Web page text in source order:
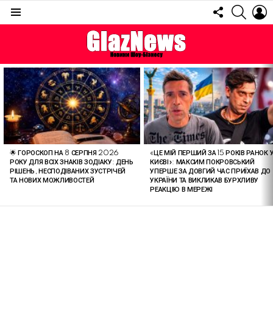
FOLLOW
US
ОСТАННІ
СТАТТІ
🌟 ГОРОСКОП НА 8 СЕРПНЯ 2026
РОКУ ДЛЯ ВСІХ ЗНАКІВ ЗОДІАКУ: ДЕНЬ
РІШЕНЬ, НЕСПОДІВАНИХ ЗУСТРІЧЕЙ
ТА НОВИХ МОЖЛИВОСТЕЙ
«ЦЕ МІЙ ПЕРШИЙ ЗА 15 РОКІВ РАНОК
КИЄВІ»: МАКСИМ ПОКРОВСЬКИЙ
УПЕРШЕ ЗА ДОВГИЙ ЧАС ПРИЇХАВ ДО
УКРАЇНИ ТА ВИКЛИКАВ БУРХЛИВУ
РЕАКЦІЮ В МЕРЕЖІ